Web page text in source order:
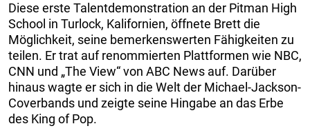
Diese erste Talentdemonstration an der Pitman High
School in Turlock, Kalifornien, öffnete Brett die
Möglichkeit, seine bemerkenswerten Fähigkeiten zu
teilen. Er trat auf renommierten Plattformen wie NBC,
CNN und „The View“ von ABC News auf. Darüber
hinaus wagte er sich in die Welt der Michael-Jackson-
Coverbands und zeigte seine Hingabe an das Erbe
des King of Pop.